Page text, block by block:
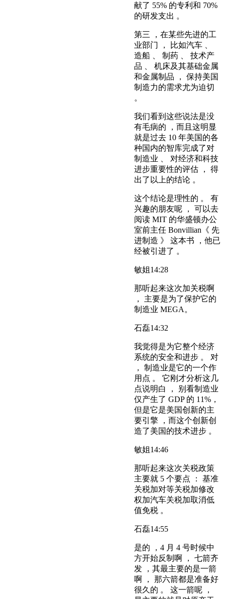
献了 55% 的专利和 70%
的研发支出 。
第三 ，在某些先进的工
业部门 ， 比如汽车 、
造船 、 制药 、 技术产
品 、 机床及其基础金属
和金属制品 ， 保持美国
制造力的需求尤为迫切
。
我们看到这些说法是没
有毛病的 ，而且这明显
就是过去 10 年美国的各
种国内的智库完成了对
制造业 、 对经济和科技
进步重要性的评估 ， 得
出了以上的结论 。
这个结论是理性的 。 有
兴趣的朋友呢 ， 可以去
阅读 MIT 的华盛顿办公
室前主任 Bonvillian《 先
进制造 》 这本书 ，他已
经被引进了 。
敏姐14:28
那听起来这次加关税啊
， 主要是为了保护它的
制造业 MEGA。
石磊14:32
我觉得是为它整个经济
系统的安全和进步 。 对
， 制造业是它的一个作
用点 。 它刚才分析这几
点说明白 ， 别看制造业
仅产生了 GDP 的 11%，
但是它是美国创新的主
要引擎 ，而这个创新创
造了美国的技术进步 。
敏姐14:46
那听起来这次关税政策
主要就 5 个要点 ： 基准
关税加对等关税加修改
权加汽车关税加取消低
值免税 。
石磊14:55
是的 ，4 月 4 号时候中
方开始反制啊 ， 七箭齐
发 ，其最主要的是一箭
啊 ， 那六箭都是准备好
很久的 。 这一箭呢 ，